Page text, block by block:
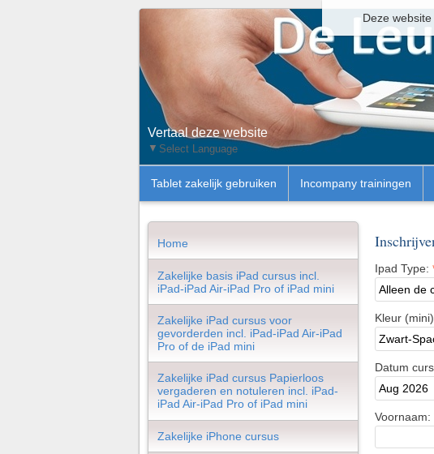
Vertaal deze website
Select Language
▼
Tablet zakelijk gebruiken Incompany trainingen
Ipad Type:
Kleur
Datum
Voornaam:
Home
Zakelijke basis iPad cursus incl.
iPad-iPad Air-iPad Pro of iPad mini
Zakelijke iPad cursus voor
gevorderden incl. iPad-iPad Air-iPad
Pro of de iPad mini
Zakelijke iPad cursus Papierloos
vergaderen en notuleren incl. iPad-
iPad Air-iPad Pro of iPad mini
Zakelijke iPhone cursus
Deze